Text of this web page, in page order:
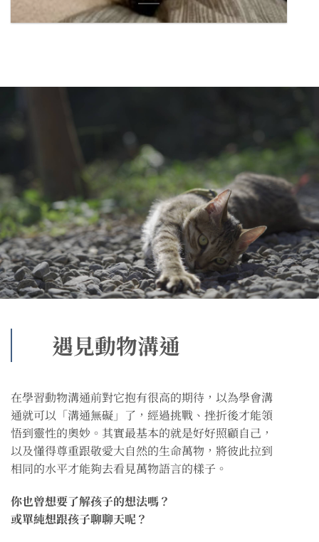
遇見動物溝通
在學習動物溝通前對它抱有很高的期待，以為學會溝
通就可以「溝通無礙」了，經過挑戰、挫折後才能領
悟到靈性的奧妙。其實最基本的就是好好照顧自己，
以及懂得尊重跟敬愛大自然的生命萬物，將彼此拉到
相同的水平才能夠去看見萬物語言的樣子。
你也曾想要了解孩子的想法嗎？
或單純想跟孩子聊聊天呢？